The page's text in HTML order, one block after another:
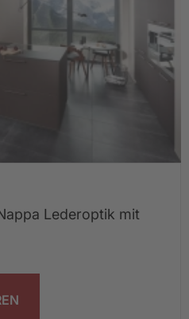
Lederoptik mit